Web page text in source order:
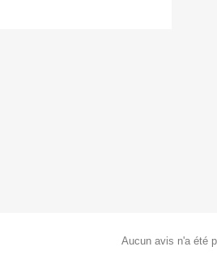
Aucun avis n'a été